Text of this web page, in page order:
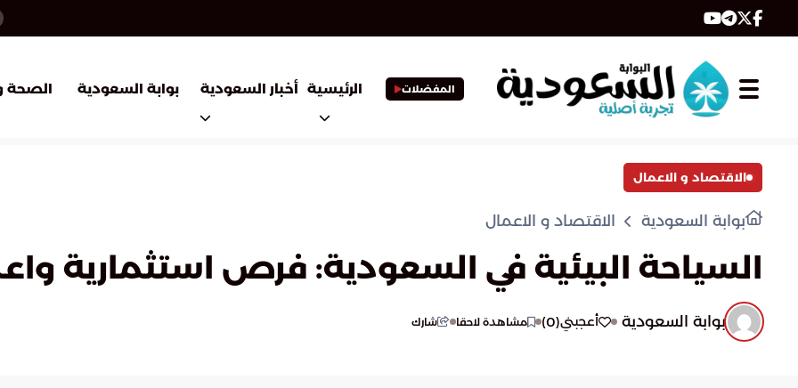
المفضلات الرئيسية أخبار السعودية بوابة السعودية الصحة
الاقتصاد و الاعمال
بوابة السعودية الاقتصاد و الاعمال
السياحة البيئية في السعودية: فرص استثمارية
بوابة السعودية أعجبني(
0
) مشاهدة لاحقا شارك